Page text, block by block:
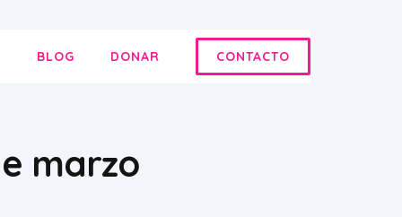
BLOG DONAR CONTACTO
marzo